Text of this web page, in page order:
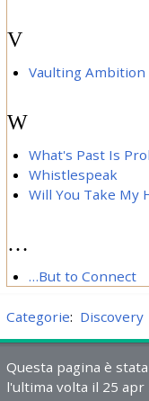
V
Vaulting Ambition
W
What's Past Is
Whistlespeak
Will You Take My
…
…But to Connect
Categorie: Discovery
Questa pagina è
l'ultima volta il 25 apr